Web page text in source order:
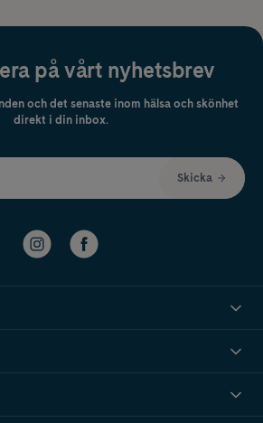
på vårt nyhetsbrev
och det senaste inom hälsa och skönhet
direkt i din inbox.
Skicka